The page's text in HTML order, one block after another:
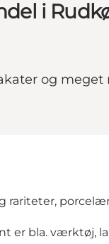
i
og meget
er bla. værktøj,